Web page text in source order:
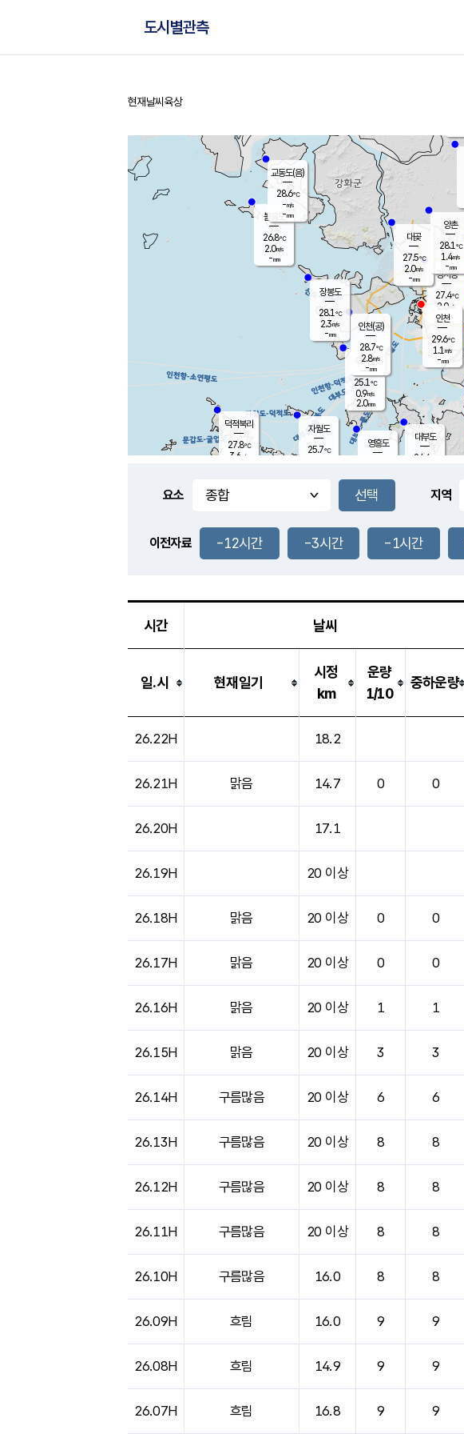
도시별관측
홈
현재날씨 육상
풍도
2.1m/s
0.5
무의도
25.1℃
0.9m/s
2.0mm
영흥도
볼음도
26.8℃
2.0m/s
-mm
자월도
25.7℃
장봉도
28.1℃
2.3m/s
-mm
대부도
24.4
-
경서동
27.4℃
2.0m/s
-mm
대곶
27.5℃
2.0m/s
-mm
양촌
28.1℃
1.4m/s
-mm
덕적북리
27.8℃
3.6 m/s
인천(공)
28.7℃
2.8m/s
-mm
교동도(음)
28.6℃
-m/s
-mm
인천
29.6℃
1.1 m/s
-mm
요소 지역
이전자료 -12시간 -3시간 -1시간
시간 날씨
일.시 현재일기
시정
km
운량
1/10
중하운량
26.22H 18.2
26.21H 맑음 14.7 0 0
26.20H 17.1
26.19H 20 이상
26.18H 맑음 20 이상 0 0
26.17H 맑음 20 이상 0 0
26.16H 맑음 20 이상 1 1
26.15H 맑음 20 이상 3 3
26.14H 구름많음 20 이상 6 6
26.13H 구름많음 20 이상 8 8
26.12H 구름많음 20 이상 8 8
26.11H 구름많음 20 이상 8 8
26.10H 구름많음 16.0 8 8
26.09H 흐림 16.0 9 9
26.08H 흐림 14.9 9 9
26.07H 흐림 16.8 9 9